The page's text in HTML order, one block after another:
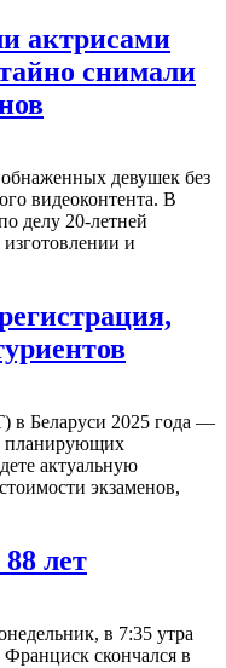
актрисами
снимали
девушек без
видеоконтента. В
делу 20-летней
и
в Беларуси 2025 года —
планирующих
актуальную
экзаменов,
лет
в 7:35 утра
скончался в